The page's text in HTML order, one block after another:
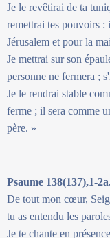
Je le revêtirai de ta
remettrai tes pouvoirs :
Jérusalem et pour la
Je mettrai sur son
personne ne fermera ;
Je le rendrai stable
ferme ; il sera comme
père. »
Psaume 138(137),1-
De tout mon cœur,
tu as entendu les
Je te chante en